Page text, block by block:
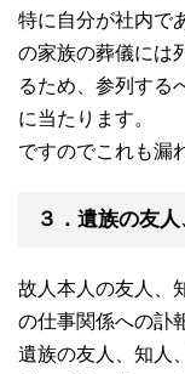
特に自分が社内で
の家族の葬儀には
るため、参列する
に当たります。
ですのでこれも漏
３．遺族の友
故人本人の友人、
の仕事関係への訃
遺族の友人、知人